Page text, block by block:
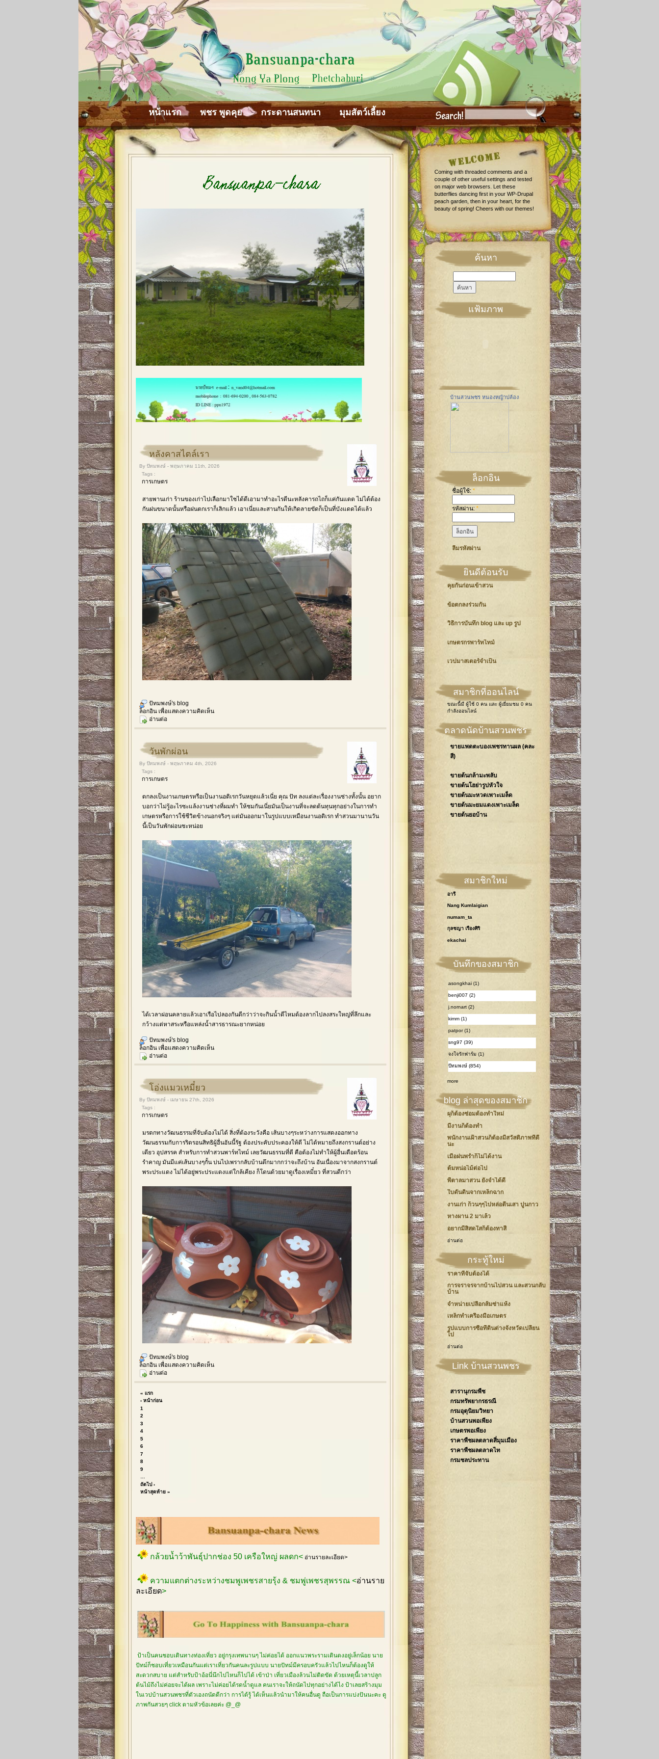
หน้าแรก พชร พูดคุย กระดานสนทนา มุมสัตว์เลี้ยง
หลังคาสไตล์เรา
By ปัทมพงษ์ - พฤษภาคม 11th, 2026
Tags :
การเกษตร
สายพานเก่า ร้านของเก่าไปเลือกมาใชได้ดีเอามาทำอะไรดีนะหลังคารถไถก็เเค่กันแดด ไม่ได้ต้อง
กันฝนขนาดนั้นหรือฝนตกเราก็เลิกแล้ว เอาเนี่ยและสานกันให้เกิดลายขัดก็เป็นที่บังแดดได้แล้ว
ปัทมพงษ์'s blog
ล็อกอิน เพื่อแสดงความคิดเห็น
อ่านต่อ
วันพักผ่อน
By ปัทมพงษ์ - พฤษภาคม 4th, 2026
Tags :
การเกษตร
ตกลงเป็นงานเกษตรหรือเป็นงานอดิเรกวันหยุดแล้วเนี่ย คุณ ปัท ลงแต่ละเรื่องงานช่างทั้งนั้น อยาก
บอกว่าไม่รู้อะไรซะแล้งงานช่างที่ผมทำ ให้ชมกันเนี่ยมันเป็นงานที่จะลดต้นทุนทุกอย่างในการทำ
เกษตรหรือการใช้ชีวิตข้างนอกจริงๆ แต่มันออกมาในรูปแบบเหมือนงานอดิเรก ทำสวนมานานวัน
นี้เป็นวันพักผ่อนซะหน่อย
ได้เวลาผ่อนคลายแล้วเอาเรือไปลองกันดีกว่าว่าจะกินน้ำดีไหมต้องลากไปลงสระใหญ่ที่ลึกและ
กว้างแต่หาสระหรือแหล่งน้ำสารธารณะยากหน่อย
ปัทมพงษ์'s blog
ล็อกอิน เพื่อแสดงความคิดเห็น
อ่านต่อ
โอ่งแมวเหมี๋ยว
By ปัทมพงษ์ - เมษายน 27th, 2026
Tags :
การเกษตร
มรดกทางวัฒนธรรมที่จับต้องไม่ได้ สิ่งที่ต้องระวังคือ เส้นบางๆระหว่างการแสดงออกทาง
วัฒนธรรมกับการริดรอนสิทธิผู้อื่นอันนี้รัฐ ต้องประคับประคองให้ดี ไม่ได้หมายถึงสงกรานต์อย่าง
เดียว อุปสรรค สำหรับการทำสวนพาร์ทไทม์ เลยวัฒนธรรมที่ดี คือต้องไม่ทำให้ผู้อื่นเดือดร้อน
รำคาญ มันมีแค่เส้นบางๆกั้น บ่นไปเพรากลับบ้านดึกมากกว่าจะถึงบ้าน อันเนื่องมาจากสงกรานต์
พระประแดง ไม่ได้อยู่พระประแดงแต่ใกล้เคียง ก็โดนด้วยมาดูเรื่องเหมี๋ยว ที่สวนดีกว่า
ปัทมพงษ์'s blog
ล็อกอิน เพื่อแสดงความคิดเห็น
อ่านต่อ
« แรก
‹ หน้าก่อน
1
2
3
4
5
6
7
8
9
ถัดไป ›
หน้าสุดท้าย »
กล้วยน้ำว้าพันธุ์ปากช่อง 50 เครือใหญ่ ผลดก< อ่านรายละเอียด>
ความแตกต่างระหว่างชมพูเพชรสายรุ้ง & ชมพู่เพชรสุพรรณ <อ่านราย
ละเอียด>
ป้าเป็นคนชอบเดินทางท่องเที่ยว อยู่กรุงเทพนานๆ ไม่ค่อยได้ ออกแนวพระรามเดินดงอยู่เล็กน้อย นาย
ปัทม์ก็ชอบเที่ยวเหมือนกันแต่เราเที่ยวกันคนละรูปแบบ นายปัทม์มีครอบครัวแล้วไปไหนก็ต้องดูให้
สะดวกสบาย แต่สำหรับป้าอ้อนี่นึกไปไหนก็ไปได้ เข้าป่า เที่ยวเมืองล้วนไม่ติดขัด ด้วยเหตุนี้เวลาปลูก
ต้นไม้ถึงไม่ค่อยจะได้ผล เพราะไม่ค่อยได้รดน้ำดูแล คนเราจะให้ถนัดไปทุกอย่างได้ไง ป้าเลยสร้างมุม
ในเวปบ้านสวนพชรที่ตัวเองถนัดดีกว่า การได้รู้ ได้เห็นแล้วนำมาให้คนอื่นดู ถือเป็นการแบ่งปันนะคะ ดู
ภาพกันสวยๆ click ตามหัวข้อเลยค่ะ @_@
Coming with threaded comments and a
couple of other useful settings and tested
on major web browsers. Let these
butterflies dancing first in your WP-Drupal
peach garden, then in your heart, for the
beauty of spring! Cheers with our themes!
ค้นหา
แฟ้มภาพ
บ้านสวนพชร หนองหญ้าปล้อง
ล็อกอิน
ชื่อผู้ใช้: *
รหัสผ่าน: *
ลืมรหัสผ่าน
ยินดีต้อนรับ
คุยกันก่อนเข้าสวน
ข้อตกลงร่วมกัน
วิธีการบันทึก blog และ up รูป
เกษตรกรพาร์ทไทม์
เวปมาสเตอร์จำเป็น
สมาชิกที่ออนไลน์
ขณะนี้มี ผู้ใช้ 0 คน และ ผู้เยี่ยมชม 0 คน
กำลังออนไลน์
ตลาดนัดบ้านสวนพชร
ขายแพดตะบองเพชรทานผล (คละ
สี)
ขายต้นกล้ามะพลับ
ขายต้นโฮย่ารูปหัวใจ
ขายต้นมะหวดเพาะเมล็ด
ขายต้นมะยมแดงเพาะเมล็ด
ขายต้นยอบ้าน
สมาชิกใหม่
อารี
Nang Kumlaigian
numam_ta
กุลชญา เรืองศิริ
ekachai
บันทึกของสมาชิก
asongkhai (1)
benji007 (2)
j.nornart (2)
kimm (1)
patpor (1)
sng97 (39)
จงใจรักฟาร์ม (1)
ปัทมพงษ์ (854)
more
blog ล่าสุดของสมาชิก
ผุก็ต้องซ่อมต้องทำใหม่
มีงานก็ต้องทำ
พนักงานเฝ้าสวนก็ต้องมีสวัสดิภาพที่ดี
นะ
เมื่อฝนพร่ำก็ไม่ได้งาน
ต้มหน่อไม้ต่อไป
พี่ตาลมาสวน ยังจำได้ดี
ใบดันดินจากเหล็กฉาก
งานเก่า ก็วนๆๆไปหล่อตีนเสา ปูนกาว
หางผาน 2 มาเล้ว
อยากมีสิสดใสก็ต้องทาสี
อ่านต่อ
กระทู้ใหม่
ราคาที่จับต้องได้
การจราจรจากบ้านไปสวน และสวนกลับ
บ้าน
จำหน่ายเปลือกส้มซ่าแห้ง
เหล็กทำเครื่องมือเกษตร
รูปแบบการซื้อที่ดินต่างจังหวัดเปลี่ยน
ไป
อ่านต่อ
Link บ้านสวนพชร
สารานุกรมพืช
กรมทรัพยากรธรณี
กรมอุตุนิยมวิทยา
บ้านสวนพอเพียง
เกษตรพอเพียง
ราคาพืชผลตลาดสี่มุมเมือง
ราคาพืชผลตลาดไท
กรมชลประทาน